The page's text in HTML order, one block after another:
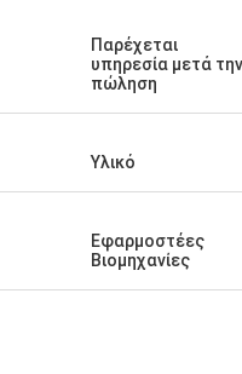
Παρέχεται
υπηρεσία μετά την
πώληση
Υλικό
Εφαρμοστέες
Βιομηχανίες